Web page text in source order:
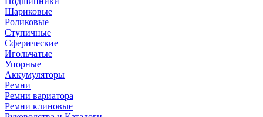
Шариковые
Роликовые
Ступичные
Сферические
Игольчатые
Упорные
Аккумуляторы
Ремни
Ремни вариатора
Ремни клиновые